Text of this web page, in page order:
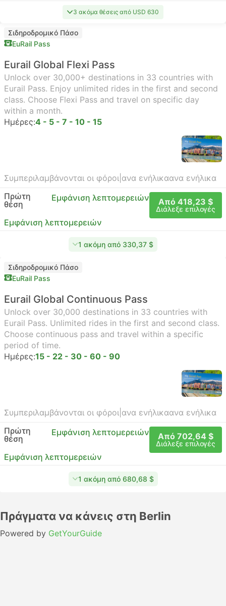
3 ακόμα θέσεις από USD 630
Σιδηροδρομικό Πάσο
EuRail Pass
Eurail Global Flexi Pass
Unlock over 30,000+ destinations in 33 countries with
Eurail Pass. Enjoy unlimited rides in the first and second
class. Choose Flexi Pass and travel on specific day
within a month.
Ημέρες:4 - 5 - 7 - 10 - 15
Συμπεριλαμβάνονται οι φόροι ανα ενήλικαανα ενήλικα
Πρώτη
θέση
Εμφάνιση λεπτομερειών Από 418,23 $
Διάλεξε επιλογές
Εμφάνιση λεπτομερειών
1 ακόμη από 330,37 $
Σιδηροδρομικό Πάσο
EuRail Pass
Eurail Global Continuous Pass
Unlock over 30,000 destinations in 33 countries with
Eurail Pass. Unlimited rides in the first and second class.
Choose continuous pass and travel within a specific
period of time.
Ημέρες:15 - 22 - 30 - 60 - 90
Συμπεριλαμβάνονται οι φόροι ανα ενήλικαανα ενήλικα
Πρώτη
θέση
Εμφάνιση λεπτομερειών Από 702,64 $
Διάλεξε επιλογές
Εμφάνιση λεπτομερειών
1 ακόμη από 680,68 $
Πράγματα να κάνεις στη Berlin
Powered by GetYourGuide